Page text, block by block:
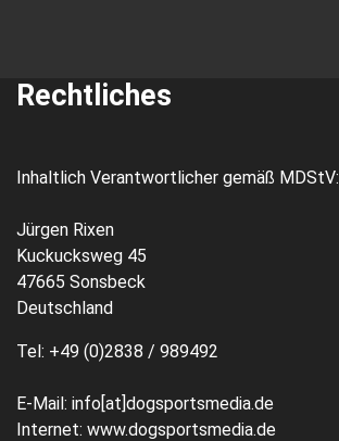
Rechtliches
Inhaltlich Verantwortlicher gemäß MDStV:
Jürgen Rixen
Kuckucksweg 45
47665 Sonsbeck
Deutschland
Tel: +49 (0)2838 / 989492
E-Mail: info[at]dogsportsmedia.de
Internet: www.dogsportsmedia.de